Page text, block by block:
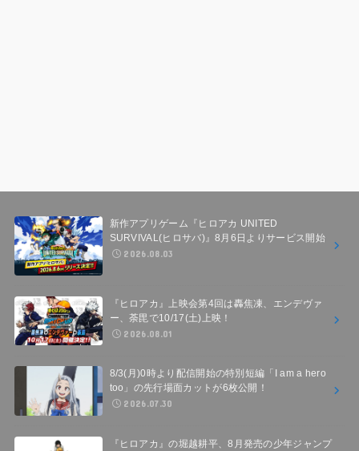
新作アプリゲーム『ヒロアカ UNITED
SURVIVAL(ヒロサバ)』8月6日よりサービス開始
2026.08.03
『ヒロアカ』上映会第4回は轟焦凍、エンデヴァ
ー、荼毘で10/17(土)上映！
2026.08.01
8/3(月)0時より配信開始の特別短編「I am a hero
too」の先行場面カットが6枚公開！
2026.07.30
『ヒロアカ』の堀越耕平、8月発売の少年ジャンプ